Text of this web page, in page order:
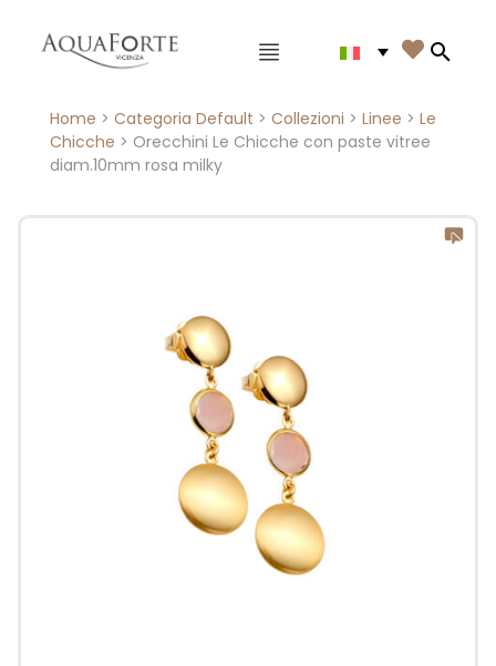
Menù principale 
Home > Categoria Default > Collezioni > Linee > Le
Chicche > Orecchini Le Chicche con paste vitree
diam.10mm rosa milky